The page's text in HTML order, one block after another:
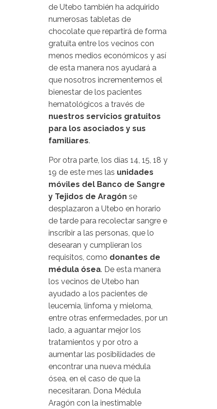
de Utebo también ha adquirido
numerosas tabletas de
chocolate que repartirá de forma
gratuita entre los vecinos con
menos medios económicos y así
de esta manera nos ayudará a
que nosotros incrementemos el
bienestar de los pacientes
hematológicos a través de
nuestros servicios gratuitos
para los asociados y sus
familiares.
Por otra parte, los días 14, 15, 18 y
19 de este mes las unidades
móviles del Banco de Sangre
y Tejidos de Aragón se
desplazaron a Utebo en horario
de tarde para recolectar sangre e
inscribir a las personas, que lo
desearan y cumplieran los
requisitos, como donantes de
médula ósea. De esta manera
los vecinos de Utebo han
ayudado a los pacientes de
leucemia, linfoma y mieloma,
entre otras enfermedades, por un
lado, a aguantar mejor los
tratamientos y por otro a
aumentar las posibilidades de
encontrar una nueva médula
ósea, en el caso de que la
necesitaran. Dona Médula
Aragón con la inestimable